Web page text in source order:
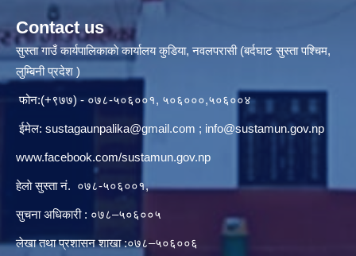
Contact us
सुस्ता गाउँ कार्यपालिकाकाे कार्यालय कुडिया, नवलपरासी (बर्दघाट सुस्ता पश्चिम,
लुम्बिनी प्रदेश )
फोन:(+९७७) - ०७८-५०६००१, ५०६०००,५०६००४
ईमेल: sustagaunpalika@gmail.com ; info@sustamun.gov.np
www.facebook.com/sustamun.gov.np
हेलाे सुस्ता नं. ०७८-५०६००१,
सुचना अधिकारी : ०७८–५०६००५
लेखा तथा प्रशासन शाखा :०७८–५०६००६